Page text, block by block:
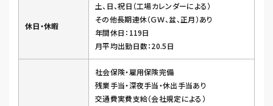
休日・休暇
土、日、祝日（工場カレンダーによる）
その他長期連休（ＧＷ、盆、正月）あり
年間休日：119日
月平均出勤日数：20.5日
社会保険・雇用保険完備
残業手当・深夜手当・休出手当あり
交通費実費支給（会社規定による）